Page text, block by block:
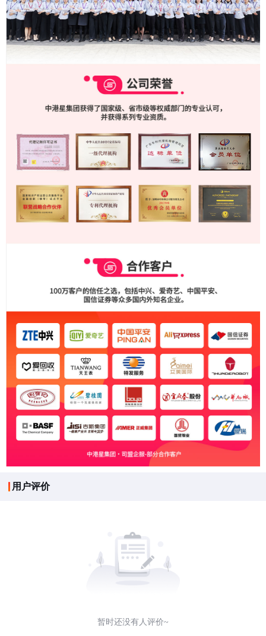
用户评价
暂时还没有人评价~